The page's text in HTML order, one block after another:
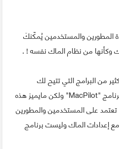
المطورين والمستخدمين يُمكّنكَ
وكأنها من نظام الماك نفسه ! .
من البرامج التي تتيح لك
التخصيص وزيادة الخيارات مثل برنامج "MacPilot" ولكن مايميز هذه
تعتمد على المستخدمين والمطورين
إعدادات الماك وليست برنامج